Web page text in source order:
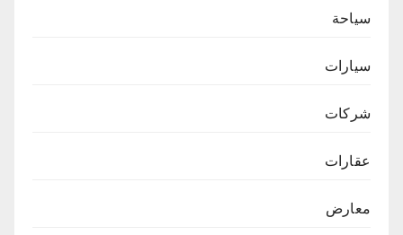
سياحة
سيارات
شركات
عقارات
معارض